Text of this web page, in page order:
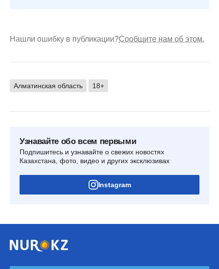
Нашли ошибку в публикации?Сообщите нам об этом.
Алматинская область 18+
Узнавайте обо всем первыми
Подпишитесь и узнавайте о свежих новостях
Казахстана, фото, видео и других эксклюзивах
Instagram